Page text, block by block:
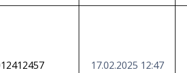
17.02.2025 12:47